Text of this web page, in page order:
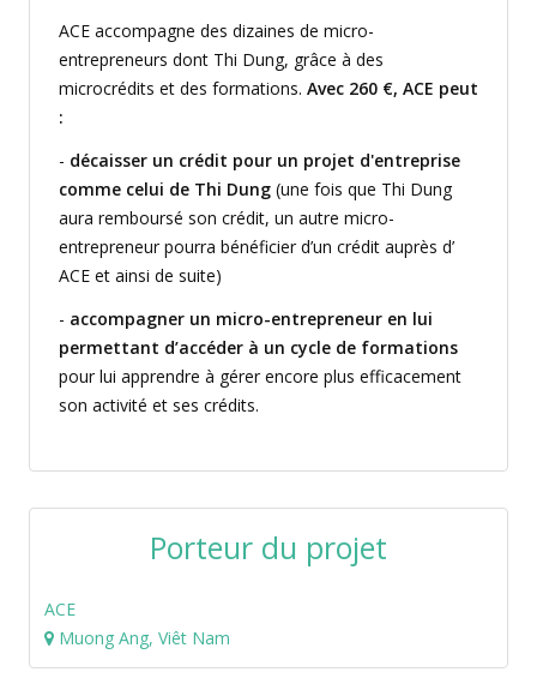
ACE accompagne des dizaines de micro-
entrepreneurs dont Thi Dung, grâce à des
microcrédits et des formations. Avec 260 €, ACE peut
:
- décaisser un crédit pour un projet d'entreprise
comme celui de Thi Dung (une fois que Thi Dung
aura remboursé son crédit, un autre micro-
entrepreneur pourra bénéficier d’un crédit auprès d’
ACE et ainsi de suite)
- accompagner un micro-entrepreneur en lui
permettant d’accéder à un cycle de formations
pour lui apprendre à gérer encore plus efficacement
son activité et ses crédits.
Porteur du projet
ACE
Muong Ang, Viêt Nam